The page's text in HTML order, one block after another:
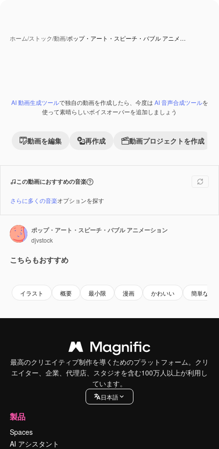
ホーム/ストック/動画/ポップ・アート・スピーチ・バブル アニメ…
Premium
AI 動画生成ツールで独自の動画を作成したら、今度は AI 音声合成ツールを
使って素晴らしいボイスオーバーを追加しましょう
動画を編集 再作成 動画プロジェクトを作成
この動画におすすめの音楽
さらに多くの音楽オプションを探す
ポップ・アート・スピーチ・バブル アニメーション
djvstock
こちらもおすすめ
イラスト 概要 最小限 漫画 かわいい 簡単な
最高のクリエイティブ制作を導くためのプラットフォーム。クリ
エイター、企業、代理店、スタジオを含む100万人以上が利用し
ています。
日本語
製品
Spaces
AI アシスタント